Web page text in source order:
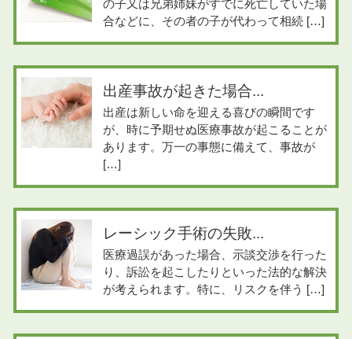
の子又は兄弟姉妹がすでに死亡していた場
合などに、その者の子が代わって相続 […]
出産事故が起きた場合...
出産は新しい命を迎える喜びの瞬間です
が、時に予期せぬ医療事故が起こることが
あります。万一の事態に備えて、事故が
[…]
レーシック手術の失敗...
医療過誤があった場合、示談交渉を行った
り、訴訟を起こしたりといった法的な解決
が考えられます。特に、リスクを伴う […]